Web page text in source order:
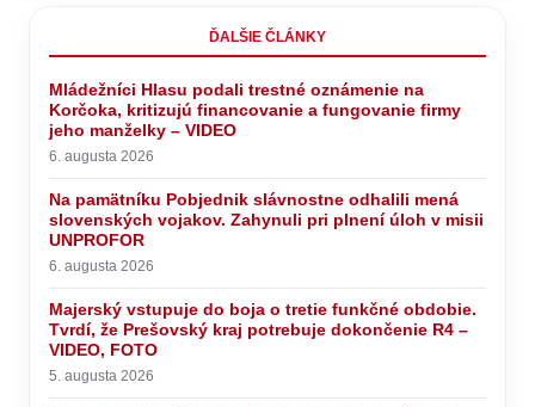
ĎALŠIE ČLÁNKY
Mládežníci Hlasu podali trestné oznámenie na
Korčoka, kritizujú financovanie a fungovanie firmy
jeho manželky – VIDEO
6. augusta 2026
Na pamätníku Pobjednik slávnostne odhalili mená
slovenských vojakov. Zahynuli pri plnení úloh v misii
UNPROFOR
6. augusta 2026
Majerský vstupuje do boja o tretie funkčné obdobie.
Tvrdí, že Prešovský kraj potrebuje dokončenie R4 –
VIDEO, FOTO
5. augusta 2026